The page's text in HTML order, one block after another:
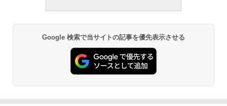
ラジコン バッテリー 電池 充電池 予備 電
ゃ カーバッテリー 充電電池 替え 安心 長
時間 便利 生活 応援 グッズ 送料無料
￥1,977
TAMASHII NATIONS オリジン・オブ・
バルキリー 超時空要塞マクロス VF-1J
バルキリー45th Anniv. 約225mm ABS&
プラスチックモデル
BANDAI SPIRITS(バンダイ スピリッツ)
RG 機動戦士ガンダム 逆襲のシャア νガ
￥190,000
東京マルイ(TOKYO MARUI) No.21 H&K
USP HG 18歳以上エアーHOPハンドガン
￥3,409
￥2,781
LOCTITE(ロックタイト) シールはがし
プレミアム 220ml
￥1,013
Google 検索で当サイトの記事を優先表示させる